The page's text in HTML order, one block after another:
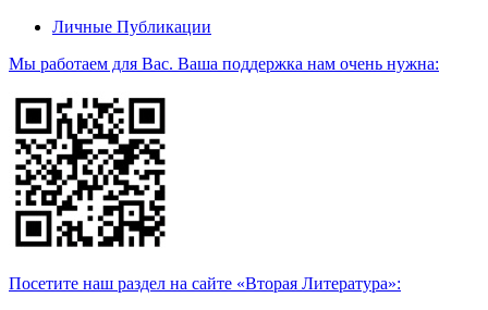
Личные Публикации
Мы работаем для Вас. Ваша поддержка нам очень нужна:
Посетите наш раздел на сайте «Вторая Литература»: